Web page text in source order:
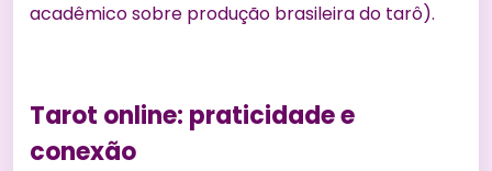
acadêmico sobre produção brasileira do tarô).
Tarot online: praticidade e
conexão